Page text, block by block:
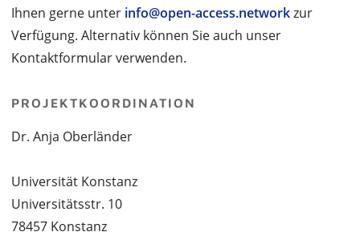
Ihnen gerne unter info@open-access.networkzur
Verfügung. Alternativ können Sie auch unser
Kontaktformular verwenden.
PROJEKTKOORDINATION
Dr. Anja Oberländer
Universität Konstanz
Universitätsstr. 10
78457 Konstanz